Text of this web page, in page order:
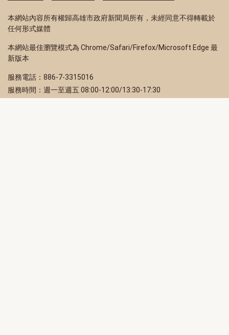
本網站內容所有權歸高雄市政府新聞局所有，未經同意不得轉載於
任何形式媒體
本網站最佳瀏覽模式為 Chrome/Safari/Firefox/Microsoft Edge 最
新版本
服務電話：886-7-3315016
服務時間：週一至週五 08:00-12:00/13:30-17:30